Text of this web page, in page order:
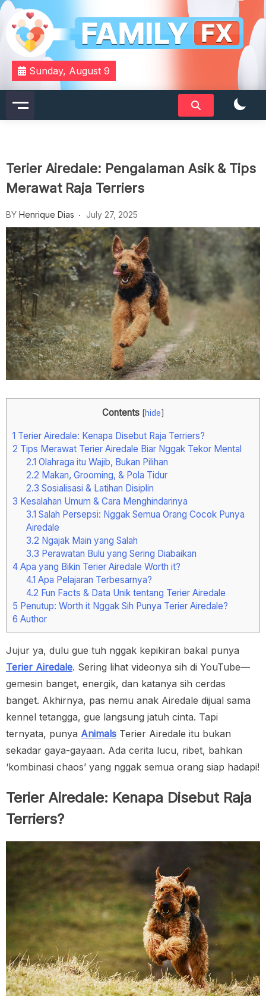
Skip
content
Familyfx
Your Daily Dose of Family Wisdom
Sunday, August 9
Terier Airedale: Pengalaman Asik & Tips
Merawat Raja Terriers
BY Henrique Dias July 27, 2025
Contents [hide]
1 Terier Airedale: Kenapa Disebut Raja Terriers?
2 Tips Merawat Terier Airedale Biar Nggak Tekor Mental
2.1 Olahraga itu Wajib, Bukan Pilihan
2.2 Makan, Grooming, & Pola Tidur
2.3 Sosialisasi & Latihan Disiplin
3 Kesalahan Umum & Cara Menghindarinya
3.1 Salah Persepsi: Nggak Semua Orang Cocok Punya
Airedale
3.2 Ngajak Main yang Salah
3.3 Perawatan Bulu yang Sering Diabaikan
4 Apa yang Bikin Terier Airedale Worth it?
4.1 Apa Pelajaran Terbesarnya?
4.2 Fun Facts & Data Unik tentang Terier Airedale
5 Penutup: Worth it Nggak Sih Punya Terier Airedale?
6 Author
Jujur ya, dulu gue tuh nggak kepikiran bakal punya
Terier Airedale. Sering lihat videonya sih di YouTube—
gemesin banget, energik, dan katanya sih cerdas
banget. Akhirnya, pas nemu anak Airedale dijual sama
kennel tetangga, gue langsung jatuh cinta. Tapi
ternyata, punya Animals Terier Airedale itu bukan
sekadar gaya-gayaan. Ada cerita lucu, ribet, bahkan
‘kombinasi chaos’ yang nggak semua orang siap hadapi!
Terier Airedale: Kenapa Disebut Raja
Terriers?